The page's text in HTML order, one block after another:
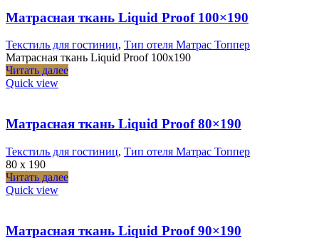
Матрасная ткань Liquid Proof 100×190
Текстиль для гостиниц, Тип отеля Матрас Топпер
Матрасная ткань Liquid Proof 100x190
Читать далее
Quick view
Матрасная ткань Liquid Proof 80×190
Текстиль для гостиниц, Тип отеля Матрас Топпер
80 x 190
Читать далее
Quick view
Матрасная ткань Liquid Proof 90×190